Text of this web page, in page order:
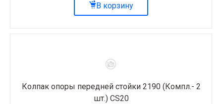
В корзину
Колпак опоры передней стойки 2190 (Компл.- 2
шт.) CS20